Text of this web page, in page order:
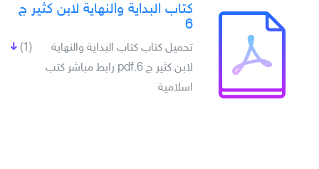
كتاب البداية والنهاية لابن كثير ج
6
(1)
تحميل كتاب كتاب البداية والنهاية
لابن كثير ج 6.pdf رابط مباشر كتب
اسلامية